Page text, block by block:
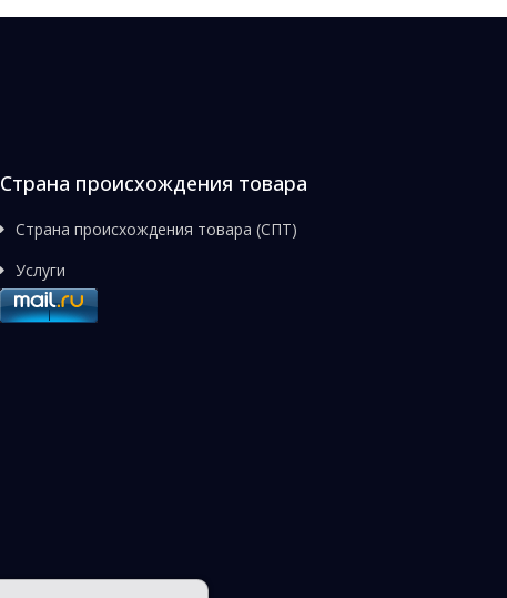
Страна происхождения товара
Страна происхождения товара (СПТ)
Услуги